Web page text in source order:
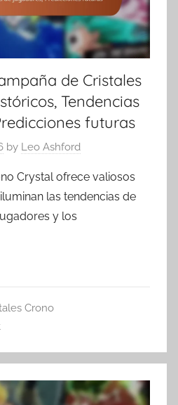
de Cristales
Tendencias
futuras
by Leo Ashford
Crystal ofrece valiosos
las tendencias de
y los
Crono